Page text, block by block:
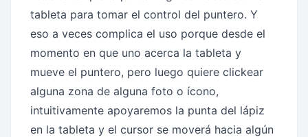
tableta para tomar el control del puntero. Y
eso a veces complica el uso porque desde el
momento en que uno acerca la tableta y
mueve el puntero, pero luego quiere clickear
alguna zona de alguna foto o ícono,
intuitivamente apoyaremos la punta del lápiz
en la tableta y el cursor se moverá hacia algún